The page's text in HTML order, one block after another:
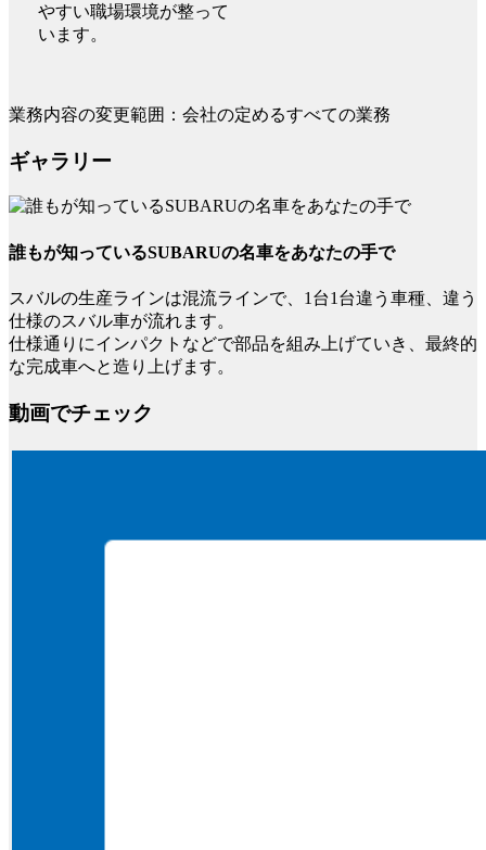
やすい職場環境が整って
います。
業務内容の変更範囲：会社の定めるすべての業務
ギャラリー
誰もが知っているSUBARUの名車をあなたの手で
スバルの生産ラインは混流ラインで、1台1台違う車種、違う
仕様のスバル車が流れます。
仕様通りにインパクトなどで部品を組み上げていき、最終的
な完成車へと造り上げます。
動画でチェック